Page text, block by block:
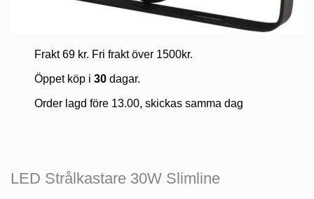
Frakt 69 kr. Fri frakt över 1500kr.
Öppet köp i 30dagar.
Order lagd före 13.00, skickas samma dag
LED Strålkastare 30W Slimline